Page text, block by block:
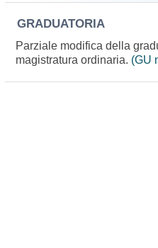
GRADUATORIA
Parziale modifica della
magistratura ordinaria. (GU